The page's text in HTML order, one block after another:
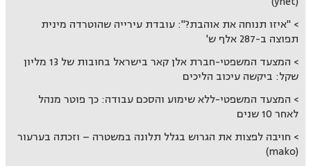
"איזו תנוחה את אוהבת?": עובדת עירייה שהוטרדה מינית
תפוצה ב-287 אלף ש'
המצעד המשפטי-חברת אלן קאר בישראל בחובות של 13 מליון
שקל: ביקשה עיכוב הליכים
המצעד המשפטי-ללא שימוע והסכם עבודה: כך פוטר מנהל
לאחר 10 שנים
חויבה לפצות את הגרוש בגלל תלונה במשטרה – וזכתה בערעור
(mako)